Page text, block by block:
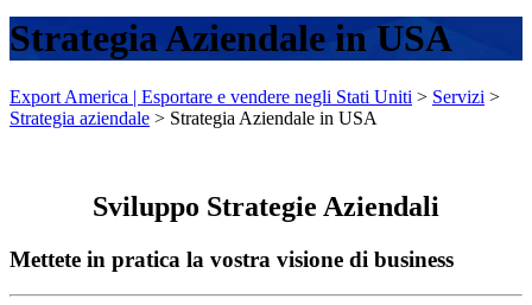
Strategia Aziendale in USA
Export America | Esportare e vendere negli Stati Uniti > Servizi >
Strategia aziendale > Strategia Aziendale in USA
Sviluppo Strategie Aziendali
Mettete in pratica la vostra visione di business